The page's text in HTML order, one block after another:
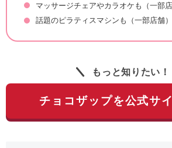
マッサージチェアやカラオケも（一部店
話題のピラティスマシンも（一部店舗）
もっと知りたい！
チョコザップを公式サ